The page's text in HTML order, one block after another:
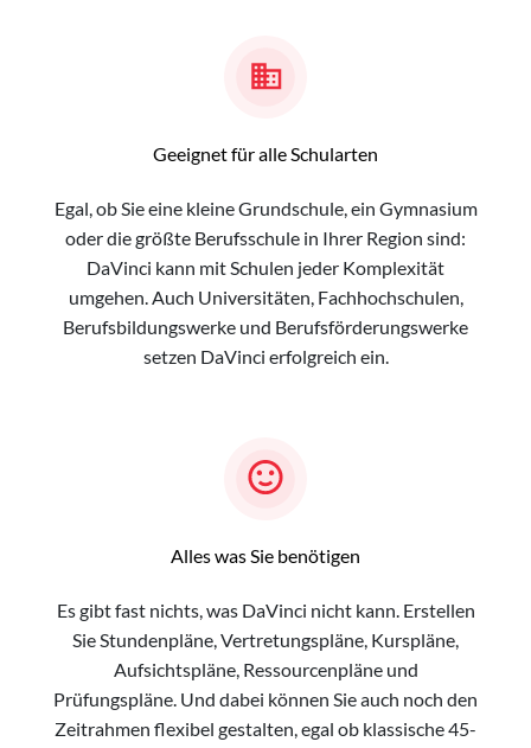
Geeignet für alle Schularten
Egal, ob Sie eine kleine Grundschule, ein Gymnasium
oder die größte Berufsschule in Ihrer Region sind:
DaVinci kann mit Schulen jeder Komplexität
umgehen. Auch Universitäten, Fachhochschulen,
Berufsbildungswerke und Berufsförderungswerke
setzen DaVinci erfolgreich ein.
Alles was Sie benötigen
Es gibt fast nichts, was DaVinci nicht kann. Erstellen
Sie Stundenpläne, Vertretungspläne, Kurspläne,
Aufsichtspläne, Ressourcenpläne und
Prüfungspläne. Und dabei können Sie auch noch den
Zeitrahmen flexibel gestalten, egal ob klassische 45-